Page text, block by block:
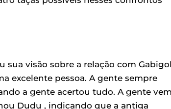
sua visão sobre a relação com
excelente pessoa. A gente sempre
a gente acertou tudo. A gente
Dudu , indicando que a antiga